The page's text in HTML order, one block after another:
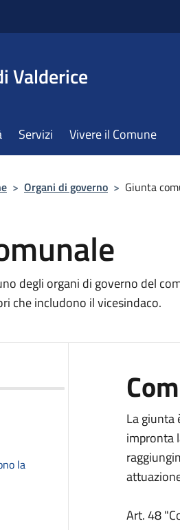
Valderice
Servizi Vivere il Comune
> Organi di governo > Giunta
degli organi di governo del
che includono il vicesindaco.
la
La giunta
impronta
Art. 48